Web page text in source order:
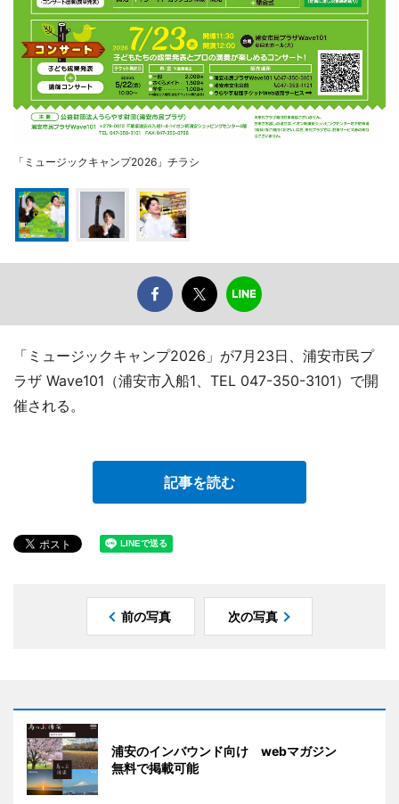
「ミュージックキャンプ2026」チラシ
「ミュージックキャンプ2026」が7月23日、浦安市民プ
ラザ Wave101（浦安市入船1、TEL 047-350-3101）で開
催される。
記事を読む
前の写真 次の写真
浦安のインバウンド向け webマガジン
無料で掲載可能